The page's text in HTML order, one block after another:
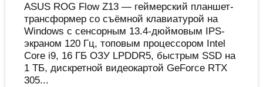
ASUS ROG Flow Z13 — геймерский планшет-
трансформер со съёмной клавиатурой на
Windows с сенсорным 13.4-дюймовым IPS-
экраном 120 Гц, топовым процессором Intel
Core i9, 16 ГБ ОЗУ LPDDR5, быстрым SSD на
1 ТБ, дискретной видеокартой GeForce RTX
305...